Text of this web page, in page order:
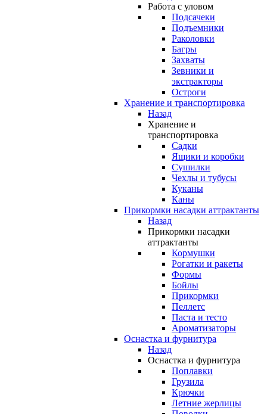
Работа с уловом
Подсачеки
Подъемники
Раколовки
Багры
Захваты
Зевники и
экстракторы
Остроги
Хранение и транспортировка
Назад
Хранение и
транспортировка
Садки
Ящики и коробки
Сушилки
Чехлы и тубусы
Куканы
Каны
Прикормки насадки аттрактанты
Назад
Прикормки насадки
аттрактанты
Кормушки
Рогатки и ракеты
Формы
Бойлы
Прикормки
Пеллетс
Паста и тесто
Ароматизаторы
Оснастка и фурнитура
Назад
Оснастка и фурнитура
Поплавки
Грузила
Крючки
Летние жерлицы